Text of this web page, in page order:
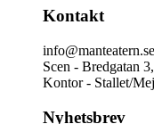
Kontakt
info@manteatern.se
Scen - Bredgatan
Kontor - Stallet/
Nyhetsbrev